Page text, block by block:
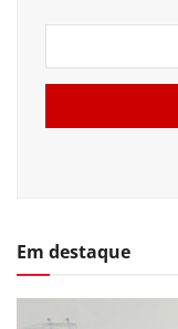
Em destaque